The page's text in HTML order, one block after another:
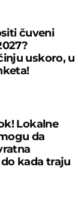
čuveni
uskoro, u
Lokalne
da
kada traju